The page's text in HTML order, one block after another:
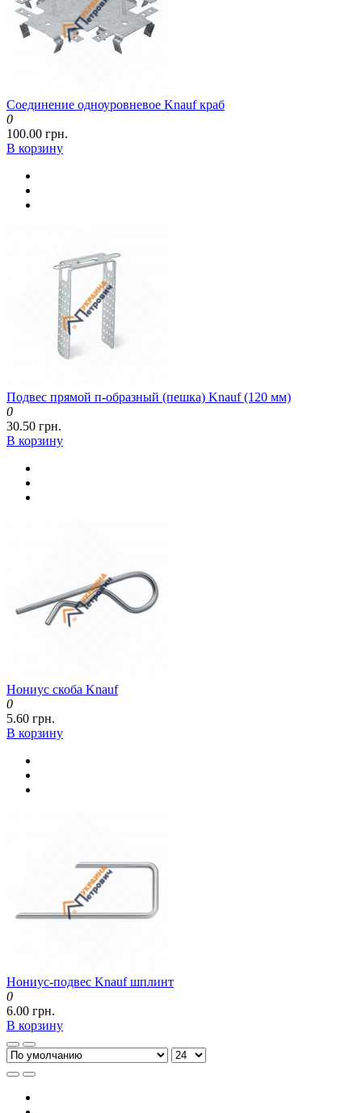
Соединение одноуровневое Knauf краб
0
100.00 грн.
В корзину
Подвес прямой п-образный (пешка) Knauf (120 мм)
0
30.50 грн.
В корзину
Нониус скоба Knauf
0
5.60 грн.
В корзину
Нониус-подвес Knauf шплинт
0
6.00 грн.
В корзину